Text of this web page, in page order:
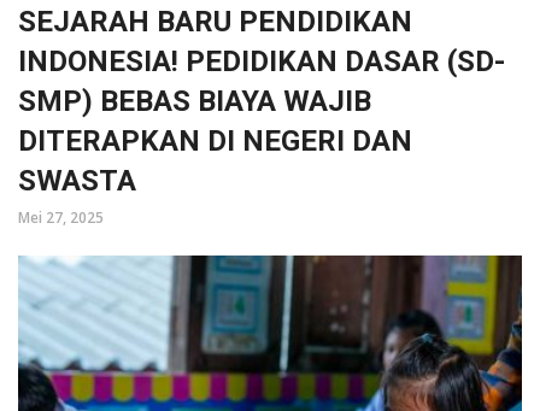
SEJARAH BARU PENDIDIKAN
INDONESIA! PEDIDIKAN DASAR (SD-
SMP) BEBAS BIAYA WAJIB
DITERAPKAN DI NEGERI DAN
SWASTA
Mei 27, 2025